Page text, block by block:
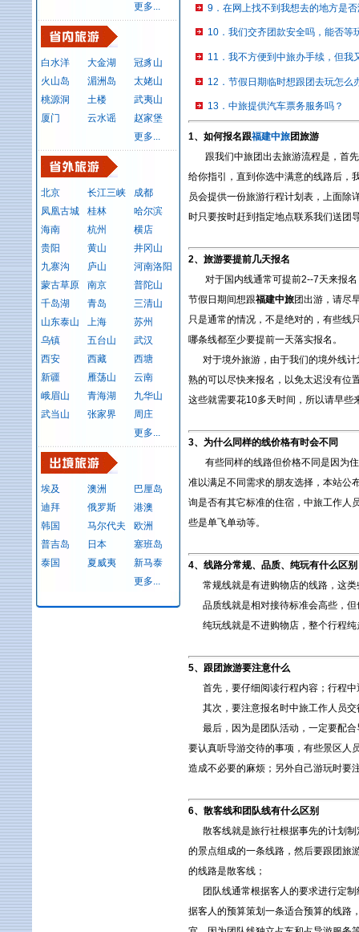
更多...
白水洋 大金湖
冠豸山
火山岛
湄洲岛
太姥山
桃源洞
土楼
武夷山
厦门
云水谣
赵家堡
更多...
北京 长江三峡
成都
凤凰古城
桂林
哈尔滨
海南
杭州
横店
贵阳
黄山
井冈山
九寨沟
庐山
河南洛阳
蒙古草原
南京
普陀山
千岛湖
青岛
三清山
山东泰山
上海
苏州
乌镇
五台山
武汉
西安
西藏
西塘
新疆
雁荡山
云南
峨眉山
青海湖
九华山
武当山
张家界
周庄
更多...
埃及 澳洲
巴厘岛
迪拜
俄罗斯
港澳
韩国
马尔代夫
欧洲
普吉岛
日本
塞班岛
泰国
夏威夷
新马泰
更多...
9．在网上找不到我想去的地方是
10．我们交齐团款安全吗，能否等
11．我不方便到中旅办手续，但我
12．节假日期临时想跟团去玩怎么
13．中旅提供汽车票务服务吗？
1、如何报名跟福建中旅团旅游
跟我们中旅团出去旅游流程是，首先
给你指引，直到你选中满意的线路后，
员会提供一份旅游行程计划表，上面除
时只要按时赶到指定地点联系我们送团
2、旅游要提前几天报名
对于国内线通常可提前2--7天来报名
节假日期间想跟福建中旅团出游，请尽
只是通常的情况，不是绝对的，有些线
哪条线都至少要提前一天落实报名。
对于境外旅游，由于我们的境外线计
熟的可以尽快来报名，以免太迟没有位
这些就需要花10多天时间，所以请早些
3、为什么同样的线价格有时会不同
有些同样的线路但价格不同是因为住
准以满足不同需求的朋友选择，本站公
询是否有其它标准的住宿，中旅工作人
些是单飞单动等。
4、线路分常规、品质、纯玩有什么区别
常规线就是有进购物店的线路，这类
品质线就是相对接待标准会高些，但
纯玩线就是不进购物店，整个行程纯
5、跟团旅游要注意什么
首先，要仔细阅读行程内容；行程中
其次，要注意报名时中旅工作人员交
最后，因为是团队活动，一定要配合
要认真听导游交待的事项，有些景区人
造成不必要的麻烦；另外自己游玩时要
6、散客线和团队线有什么区别
散客线就是旅行社根据事先的计划制
的景点组成的一条线路，然后要跟团旅
的线路是散客线；
团队线通常根据客人的要求进行定制
据客人的预算策划一条适合预算的线路